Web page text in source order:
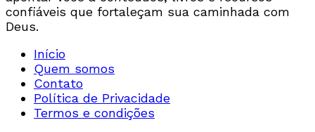
confiáveis que fortaleçam sua caminhada com
Deus.
Início
Quem somos
Contato
Política de Privacidade
Termos e condições